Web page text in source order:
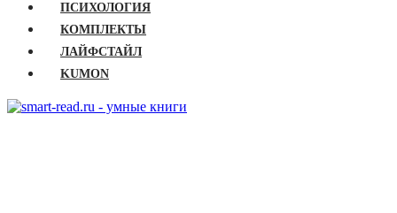
ПСИХОЛОГИЯ
КОМПЛЕКТЫ
ЛАЙФСТАЙЛ
KUMON